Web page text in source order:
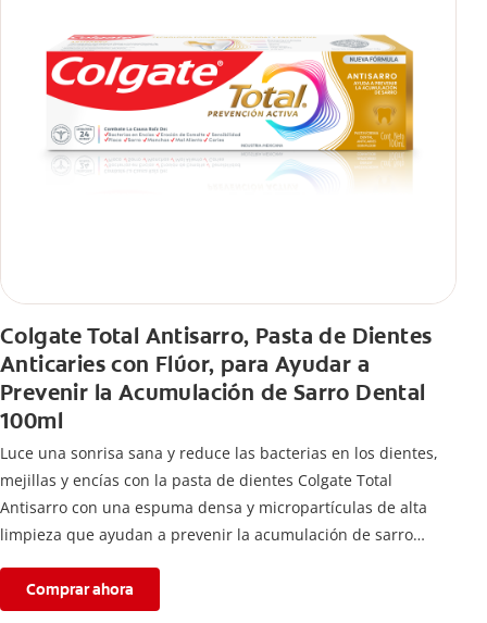
Colgate Total Antisarro, Pasta de Dientes
Anticaries con Flúor, para Ayudar a
Prevenir la Acumulación de Sarro Dental
100ml
Luce una sonrisa sana y reduce las bacterias en los dientes,
mejillas y encías con la pasta de dientes Colgate Total
Antisarro con una espuma densa y micropartículas de alta
limpieza que ayudan a prevenir la acumulación de sarro
Comprar ahora